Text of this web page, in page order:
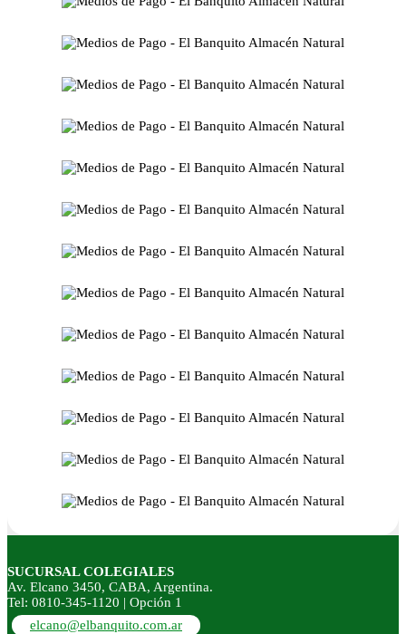
SUCURSAL COLEGIALES
Av. Elcano 3450, CABA, Argentina.
Tel: 0810-345-1120 | Opción 1
elcano@elbanquito.com.ar